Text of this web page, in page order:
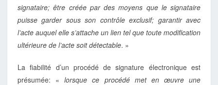
signataire; être créée par des moyens que le signataire
puisse garder sous son contrôle exclusif; garantir avec
l’acte auquel elle s’attache un lien tel que toute modification
ultérieure de l’acte soit détectable. »
La fiabilité d’un procédé de signature électronique est
présumée: «lorsque ce procédé met en œuvre une